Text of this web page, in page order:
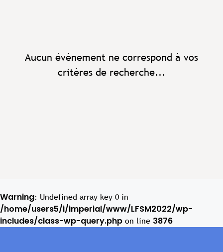
Aucun évènement ne correspond à vos
critères de recherche...
Warning: Undefined array key 0 in
/home/users5/i/imperial/www/LFSM2022/wp-
includes/class-wp-query.php on line 3876